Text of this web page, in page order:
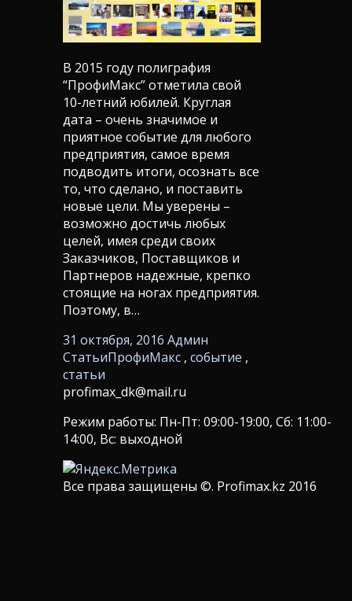
В 2015 году полиграфия
“ПрофиМакс” отметила свой
10-летний юбилей. Круглая
дата – очень значимое и
приятное событие для любого
предприятия, самое время
подводить итоги, осознать все
то, что сделано, и поставить
новые цели. Мы уверены –
возможно достичь любых
целей, имея среди своих
Заказчиков, Поставщиков и
Партнеров надежные, крепко
стоящие на ногах предприятия.
Поэтому, в…
31 октября, 2016 Админ
СтатьиПрофиМакс, событие ,
статьи
profimax_dk@mail.ru
Режим работы: Пн-Пт: 09:00-19:00, Сб: 11:00-
14:00, Вс: выходной
Все права защищены ©. Profimax.kz 2016